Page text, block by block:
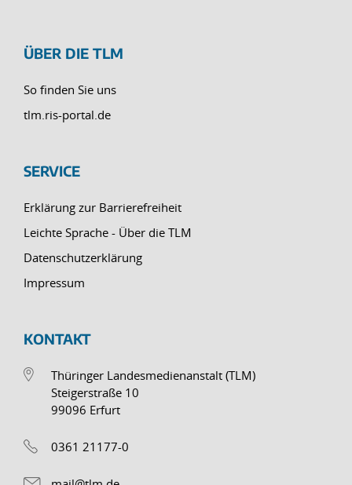
ÜBER DIE TLM
So finden Sie uns
tlm.ris-portal.de
SERVICE
Erklärung zur Barrierefreiheit
Leichte Sprache - Über die TLM
Datenschutzerklärung
Impressum
KONTAKT
Thüringer Landesmedienanstalt (TLM)
Steigerstraße 10
99096 Erfurt
0361 21177-0